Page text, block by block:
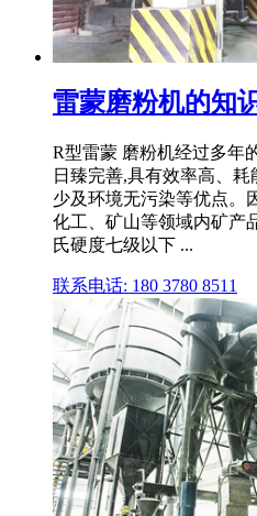
雷蒙磨粉机的知
R型雷蒙 磨粉机经过多年
日臻完善,具有效率高、
少及环境无污染等优点。
化工、矿山等领域内矿产
氏硬度七级以下 ...
联系电话: 180 3780 8511